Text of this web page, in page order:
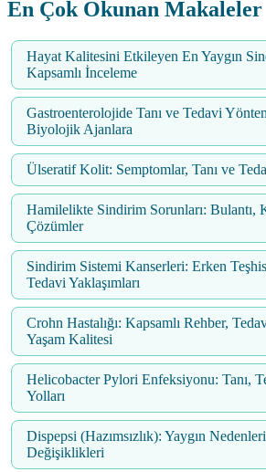
En Çok Okunan Makaleler
Hayat Kalitesini Etkileyen En Yaygın
Kapsamlı İnceleme
Gastroenterolojide Tanı ve Tedavi
Biyolojik Ajanlara
Ülseratif Kolit: Semptomlar, Tanı ve
Hamilelikte Sindirim Sorunları: Bulantı,
Çözümler
Sindirim Sistemi Kanserleri: Erken
Tedavi Yaklaşımları
Crohn Hastalığı: Kapsamlı Rehber,
Yaşam Kalitesi
Helicobacter Pylori Enfeksiyonu: Tanı,
Yolları
Dispepsi (Hazımsızlık): Yaygın
Değişiklikleri